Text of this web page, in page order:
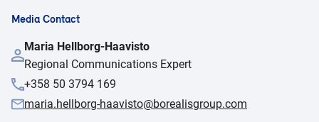
Media Contact
Maria Hellborg-Haavisto
Regional Communications Expert
+358 50 3794 169
maria.hellborg-haavisto@borealisgroup.com